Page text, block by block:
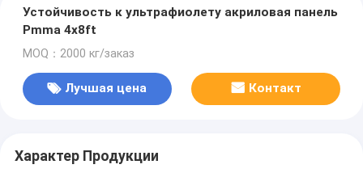
Устойчивость к ультрафиолету акриловая панель
Pmma 4x8ft
MOQ：2000 кг/заказ
Лучшая цена Контакт
Характер Продукции